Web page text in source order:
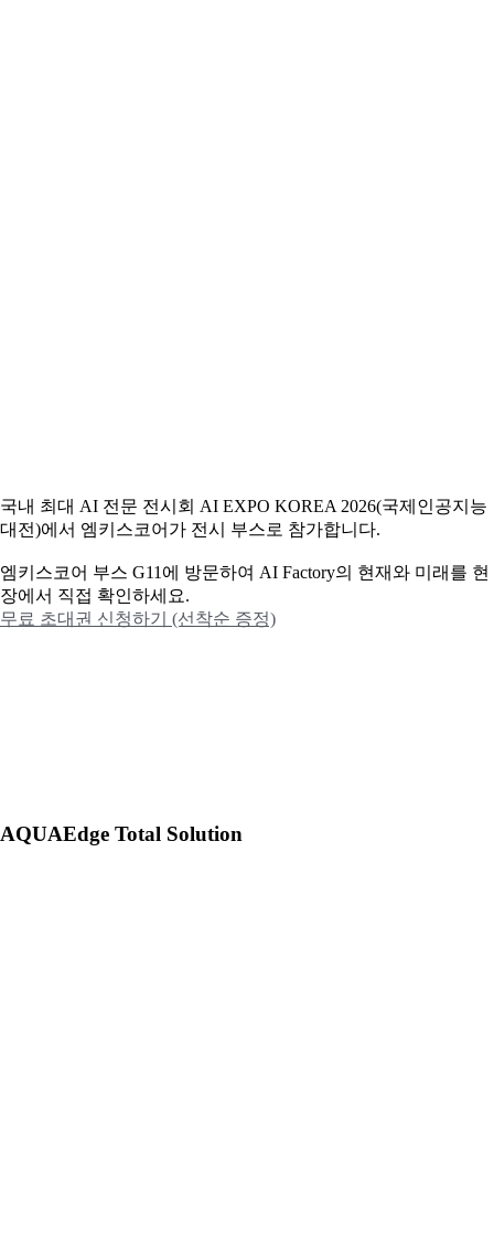
국내 최대 AI 전문 전시회 AI EXPO KOREA 2026(국제인공지능
대전)에서 엠키스코어가 전시 부스로 참가합니다.
엠키스코어 부스 G11에 방문하여 AI Factory의 현재와 미래를 현
장에서 직접 확인하세요.
무료 초대권 신청하기 (선착순 증정)
AQUAEdge Total Solution